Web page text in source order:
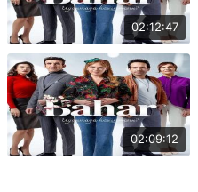
02:12:47
02:09:12